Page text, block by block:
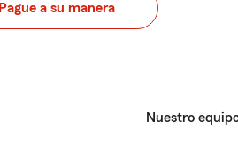
Pague a su manera
Nuestro